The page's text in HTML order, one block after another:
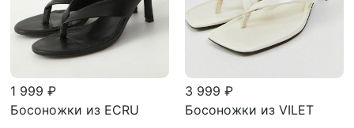
1 999 ₽
Босоножки из ECRU
3 999 ₽
Босоножки из VILET